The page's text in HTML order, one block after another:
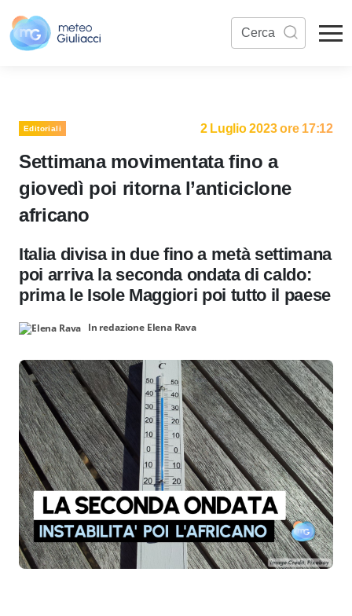
Editoriali 2 Luglio 2023 ore 17:12
Settimana movimentata fino a
giovedì poi ritorna l’anticiclone
africano
Italia divisa in due fino a metà settimana
poi arriva la seconda ondata di caldo:
prima le Isole Maggiori poi tutto il paese
In redazione Elena Rava